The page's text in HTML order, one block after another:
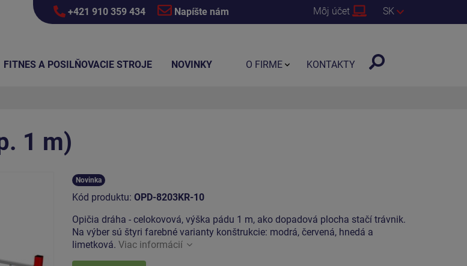
+421 910 359 434 Napíšte nám Môj účet SK
1 m)
Novinka
Kód produktu: OPD-8203KR-10
Opičia dráha - celokovová, výška pádu 1 m, ako dopadová plocha stačí trávnik.
Na výber sú štyri farebné varianty konštrukcie: modrá, červená, hnedá a
limetková. Viac informácií
FITNES A POSILŇOVACIE STROJE NOVINKY O FIRME KONTAKTY